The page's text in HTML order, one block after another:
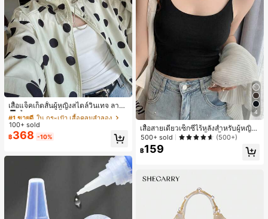
เสื้อแจ็คเก็ตสั้นผู้หญิงสไตล์วินเทจ ลายจุ
ดขนาดใหญ่ คอตั้ง เอวเข้ารูป แขนพอง
ทรงหลวม แฟชั่นอเนกประสงค์ สำหรับใ
ส่ประจำวันและไปเที่ยวพักผ่อน
#1 ขายดี
ใน กระเป๋า เสื้อคลุมลำลอง
ลูกค้ากลับมาซื้อซ้ำ!
#1 ขายดี ใน กระเป๋า เสื้อคลุมลำลอง
ลูกค้ากลับมาซื้อซ้ำ!
#1 ขายดี ใน กระเป๋า เสื้อคลุมลำลอง
ลูกค้ากลับมาซื้อซ้ำ!
#1 ขายดี ใน กระเป๋า เสื้อคลุมลำลอง
100+ sold
฿368 -10%
4
เสื้อสายเดี่ยวเซ็กซี่ไร้หลังสำหรับผู้หญิง
พร้อมบราแบบมีฟองน้ำ, เสื้อกล้ามแขน
กุด, เสื้อลำลองสีดำสำหรับฤดูร้อน
500+ sold (500+)
฿159